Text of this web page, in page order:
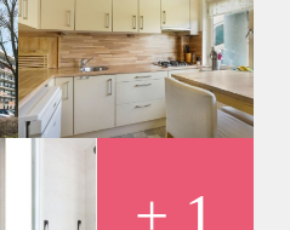
+ 1